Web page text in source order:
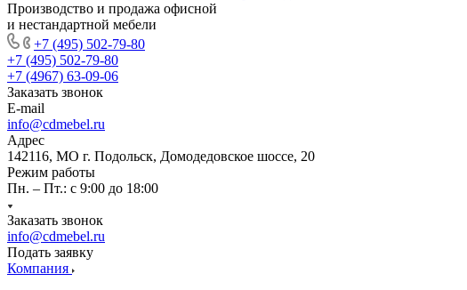
Производство и продажа офисной
и нестандартной мебели
+7 (495) 502-79-80
+7 (495) 502-79-80
+7 (4967) 63-09-06
Заказать звонок
E-mail
info@cdmebel.ru
Адрес
142116, МО г. Подольск, Домодедовское шоссе, 20
Режим работы
Пн. – Пт.: с 9:00 до 18:00
Заказать звонок
info@cdmebel.ru
Подать заявку
Компания